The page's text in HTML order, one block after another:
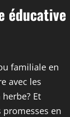
éducative
familiale en
avec les
Et
en